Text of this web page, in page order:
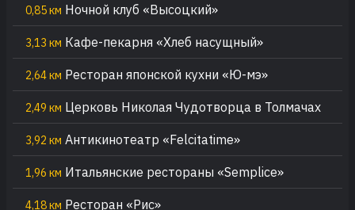
0,85 км Ночной клуб «Высоцкий»
3,13 км Кафе-пекарня «Хлеб насущный»
2,64 км Ресторан японской кухни «Ю-мэ»
2,49 км Церковь Николая Чудотворца в Толмачах
3,92 км Антикинотеатр «Felcitatime»
1,96 км Итальянские рестораны «Semplice»
4,18 км Ресторан «Рис»